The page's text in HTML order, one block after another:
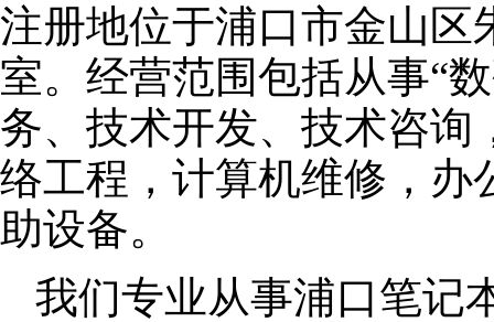
注册地位于浦口市金山区
室。经营范围包括从事“
务、技术开发、技术咨询
络工程，计算机维修，办
助设备。
我们专业从事浦口笔记